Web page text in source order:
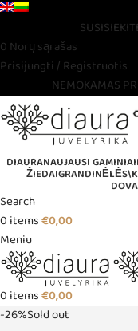
0 Norų sąrašas
Prisijungti / Registruotis
NEMOKAMAS
DIAURANAUJAUSI GAMINIAI
ŽIEDAI
Search
0 items€0,00
Meniu
0 items€0,00
-26%Sold out